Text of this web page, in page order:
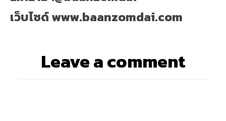
เว็บไซด์ www.baanzomdai.com
Leave a comment